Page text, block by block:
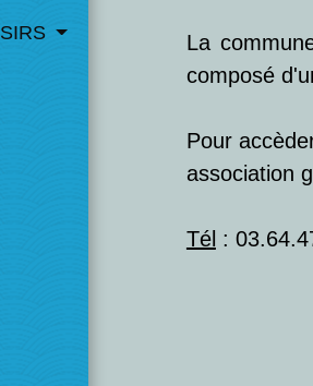
La
composé
Pour
association
Tél :